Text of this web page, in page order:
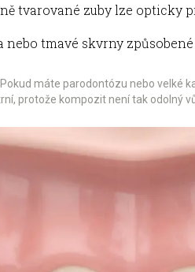
tvarované zuby lze opticky
nebo tmavé skvrny
máte parodontózu nebo velké
protože kompozit není tak odolný